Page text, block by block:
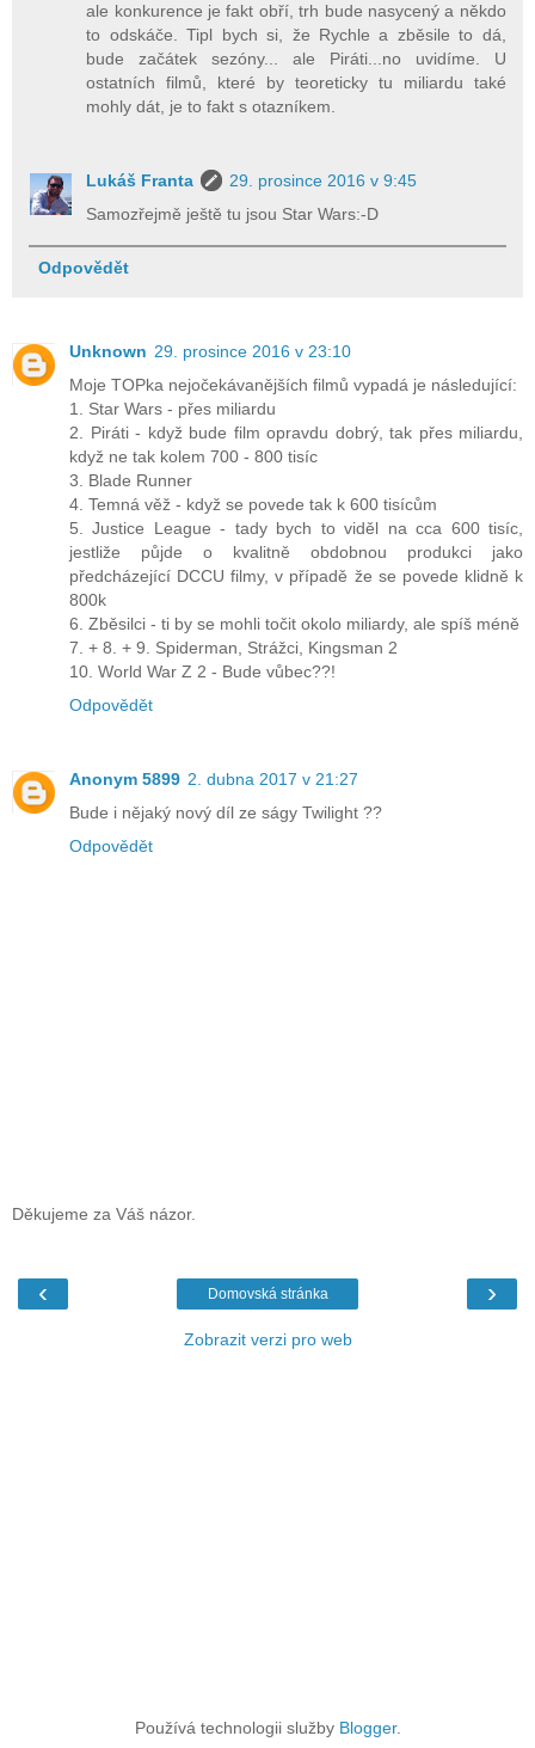
ale konkurence je fakt obří, trh bude nasycený a někdo
to odskáče. Tipl bych si, že Rychle a zběsile to dá,
bude začátek sezóny... ale Piráti...no uvidíme. U
ostatních filmů, které by teoreticky tu miliardu také
mohly dát, je to fakt s otazníkem.
Lukáš Franta
29. prosince 2016 v 9:45
Samozřejmě ještě tu jsou Star Wars:-D
Odpovědět
Unknown 29. prosince 2016 v 23:10
Moje TOPka nejočekávanějších filmů vypadá je následující:
1. Star Wars - přes miliardu
2. Piráti - když bude film opravdu dobrý, tak přes miliardu,
když ne tak kolem 700 - 800 tisíc
3. Blade Runner
4. Temná věž - když se povede tak k 600 tisícům
5. Justice League - tady bych to viděl na cca 600 tisíc,
jestliže půjde o kvalitně obdobnou produkci jako
předcházející DCCU filmy, v případě že se povede klidně k
800k
6. Zběsilci - ti by se mohli točit okolo miliardy, ale spíš méně
7. + 8. + 9. Spiderman, Strážci, Kingsman 2
10. World War Z 2 - Bude vůbec??!
Odpovědět
Anonym 5899 2. dubna 2017 v 21:27
Bude i nějaký nový díl ze ságy Twilight ??
Odpovědět
Děkujeme za Váš názor.
‹ ›
Domovská stránka
Zobrazit verzi pro web
Používá technologii služby Blogger.